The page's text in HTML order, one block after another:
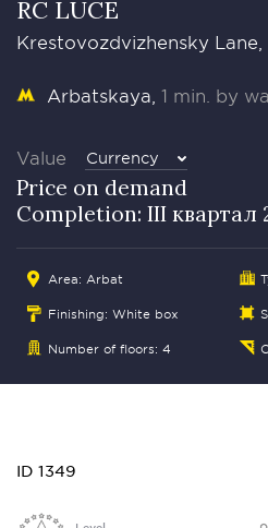
RC LUCE
Krestovozdvizhensky Lane,
Arbatskaya 1 min. by
Value Currency
Price on demand
Completion: III квартал
Area: Arbat
Finishing: White box
Number of floors: 4
ID 1349